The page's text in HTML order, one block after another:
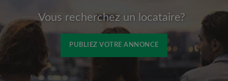
Vous recherchez un locataire?
PUBLIEZ VOTRE ANNONCE